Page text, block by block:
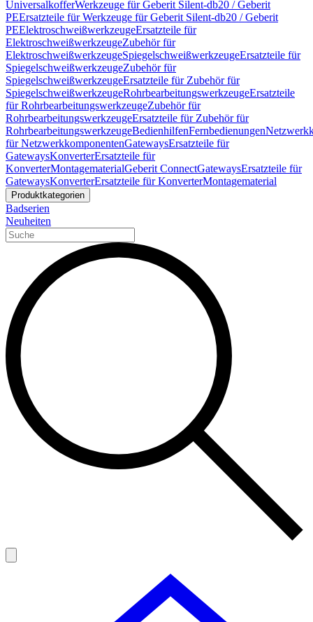
UniversalkofferWerkzeuge für Geberit Silent-db20 / Geberit
PEErsatzteile für Werkzeuge für Geberit Silent-db20 / Geberit
PEElektroschweißwerkzeugeErsatzteile für
ElektroschweißwerkzeugeZubehör für
ElektroschweißwerkzeugeSpiegelschweißwerkzeugeErsatzteile für
SpiegelschweißwerkzeugeZubehör für
SpiegelschweißwerkzeugeErsatzteile für Zubehör für
SpiegelschweißwerkzeugeRohrbearbeitungswerkzeugeErsatzteile
für RohrbearbeitungswerkzeugeZubehör für
RohrbearbeitungswerkzeugeErsatzteile für Zubehör für
RohrbearbeitungswerkzeugeBedienhilfenFernbedienungen
für NetzwerkkomponentenGatewaysErsatzteile für
GatewaysKonverterErsatzteile für
KonverterMontagematerialGeberit ConnectGatewaysErsatzteile für
GatewaysKonverterErsatzteile für KonverterMontagematerial
Produktkategorien
Badserien
Neuheiten